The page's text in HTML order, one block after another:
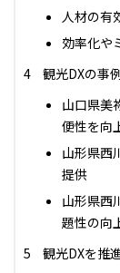
人材の有
効率化や
観光DXの事
山口県美
便性を向
山形県西
提供
山形県西
題性の向
観光DXを推